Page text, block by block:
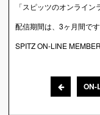
「スピッツのオンライン
配信期間は、3ヶ月間です
SPITZ ON-LINE
ON-